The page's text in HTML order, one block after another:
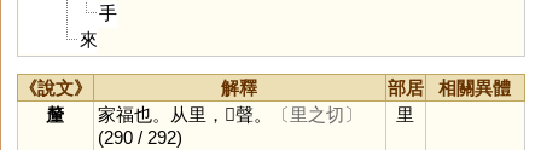
手
來
《說文》 解釋 部居
相關異體
釐
家福也。从里，𠩺聲。
〔里之切〕
(290 / 292)
里